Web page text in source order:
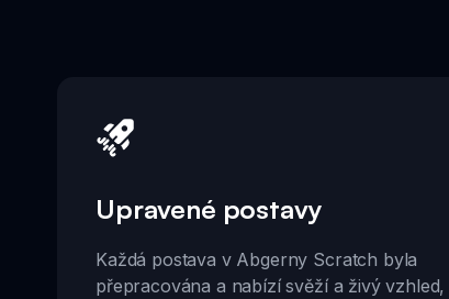
Upravené postavy
Každá postava v Abgerny Scratch byla
přepracována a nabízí svěží a živý vzhled,